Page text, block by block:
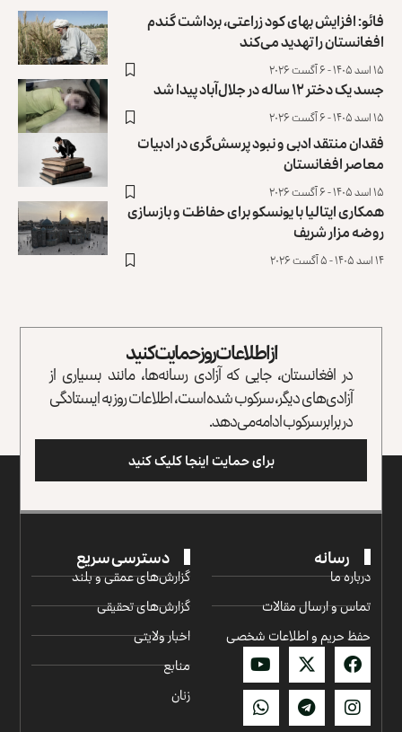
فائو: افزایش بهای کود زراعتی، برداشت گندم
افغانستان را تهدید می‌کند
۱۵ اسد ۱۴۰۵ - ۶ آگست ۲۰۲۶
جسد یک دختر ۱۲ ساله در جلال‌آباد پیدا شد
۱۵ اسد ۱۴۰۵ - ۶ آگست ۲۰۲۶
فقدان منتقد ادبی و نبود پرسش‌گری در ادبیات
معاصر افغانستان
۱۵ اسد ۱۴۰۵ - ۶ آگست ۲۰۲۶
همکاری ایتالیا با یونسکو برای حفاظت و بازسازی
روضه مزار شریف ‏
۱۴ اسد ۱۴۰۵ - ۵ آگست ۲۰۲۶
از اطلاعات روز حمایت کنید
در افغانستان، جایی که آزادی رسانه‌ها، مانند بسیاری از
آزادی‌های دیگر، سرکوب شده است، اطلاعات روز به ایستادگی
در برابر سرکوب ادامه می‌دهد.
برای حمایت اینجا کلیک کنید
رسانه
درباره ما
تماس و ارسال مقالات
حفظ حریم و اطلاعات شخصی
دسترسی سریع
گزارش‌‌های عمقی و بلند
گزارش‌های تحقیقی
اخبار ولایتی
منابع
زنان